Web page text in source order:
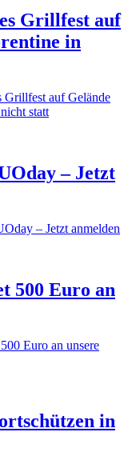
Grillfest auf
in
Grillfest auf Gelände
statt
– Jetzt
– Jetzt anmelden
500 Euro an
Euro an unsere
in